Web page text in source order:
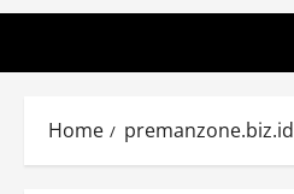
Home premanzone.biz.id